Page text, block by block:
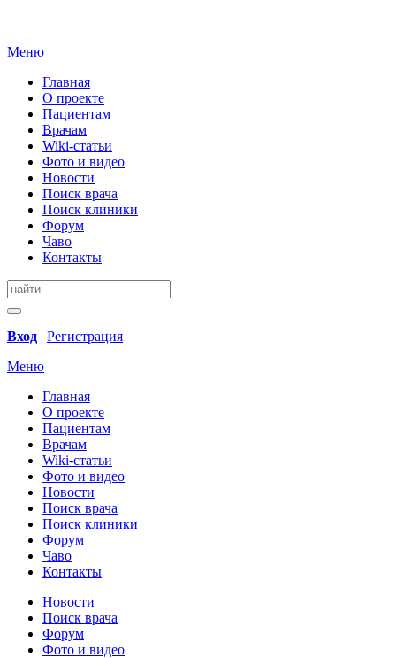
Меню
Главная
О проекте
Пациентам
Врачам
Wiki-статьи
Фото и видео
Новости
Поиск врача
Поиск клиники
Форум
Чаво
Контакты
Вход | Регистрация
Меню
Главная
О проекте
Пациентам
Врачам
Wiki-статьи
Фото и видео
Новости
Поиск врача
Поиск клиники
Форум
Чаво
Контакты
Новости
Поиск врача
Форум
Фото и видео